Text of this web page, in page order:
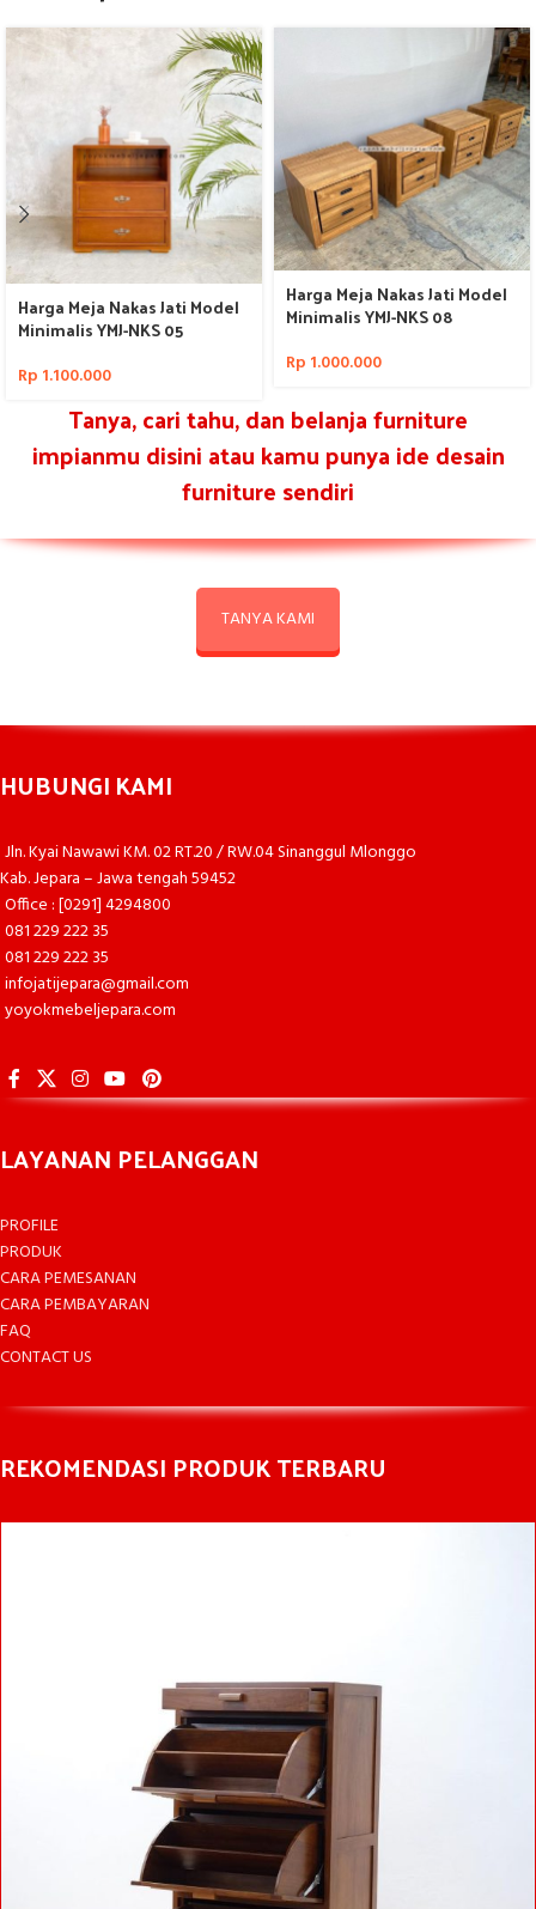
Harga Meja Nakas Jati Model
Minimalis YMJ-NKS 05
Rp 1.100.000
Harga Meja Nakas Jati Model
Minimalis YMJ-NKS 08
Rp 1.000.000
Tanya, cari tahu, dan belanja furniture
impianmu disini atau kamu punya ide desain
furniture sendiri
TANYA KAMI
HUBUNGI KAMI
Jln. Kyai Nawawi KM. 02 RT.20 / RW.04 Sinanggul Mlonggo
Kab. Jepara – Jawa tengah 59452
Office : [0291] 4294800
081 229 222 35
081 229 222 35
infojatijepara@gmail.com
yoyokmebeljepara.com
LAYANAN PELANGGAN
PROFILE
PRODUK
CARA PEMESANAN
CARA PEMBAYARAN
FAQ
CONTACT US
REKOMENDASI PRODUK TERBARU